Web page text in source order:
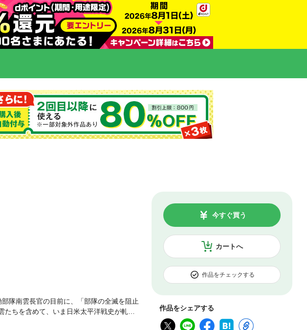
カートへ
今すぐ買う
作品をチェックする
作品をシェアする
隊南雲長官の目前に、「部隊の全滅を阻止
ちを含めて、いま日米太平洋戦史が軋み